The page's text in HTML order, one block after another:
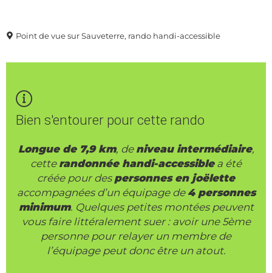
Point de vue sur Sauveterre, rando handi-accessible
Bien s'entourer pour cette rando
Longue de 7,9 km, de niveau intermédiaire,
cette randonnée handi-accessiblea été
créée pour des personnes en joëlette
accompagnées d’un équipage de 4 personnes
minimum. Quelques petites montées peuvent
vous faire littéralement suer : avoir une 5ème
personne pour relayer un membre de
l’équipage peut donc être un atout.